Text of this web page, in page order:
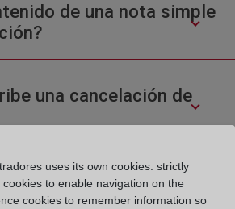
de una nota simple
una cancelación de
uses its own cookies: strictly
to enable navigation on the
cookies to remember information so